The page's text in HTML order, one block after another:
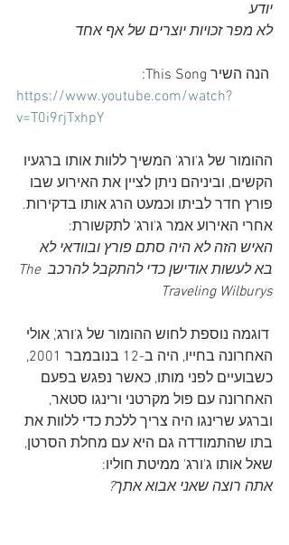
יודע
לא מפר זכויות יוצרים של אף אחד
https://www.youtube.com/watch?
v=T0i9rjTxhpY
ההומור של ג'ורג' המשיך ללוות אותו ברגעיו
הקשים, וביניהם ניתן לציין את האירוע שבו
פורץ חדר לביתו וכמעט הרג אותו בדקירות.
אחרי האירוע אמר ג'ורג' לתקשורת:
האיש הזה לא היה סתם פורץ ובוודאי לא
בא לעשות אודישן כדי להתקבל להרכב The
Traveling Wilburys
דוגמה נוספת לחוש ההומור של ג'ורג', אולי
האחרונה בחייו, היה ב-12 בנובמבר 2001,
כשבועיים לפני מותו, כאשר נפגש בפעם
האחרונה עם פול מקרטני ורינגו סטאר,
וברגע שרינגו היה צריך ללכת כדי ללוות את
בתו שהתמודדה גם היא עם מחלת הסרטן,
שאל אותו ג'ורג' ממיטת חוליו:
אתה רוצה שאני אבוא אתך?